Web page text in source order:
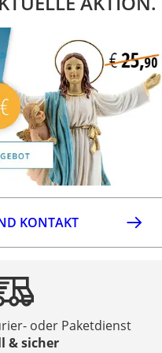
KONTAKT
oder Paketdienst
& sicher